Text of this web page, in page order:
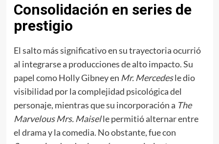
Consolidación en series de
prestigio
El salto más significativo en su trayectoria ocurrió
al integrarse a producciones de alto impacto. Su
papel como Holly Gibney en Mr. Mercedesle dio
visibilidad por la complejidad psicológica del
personaje, mientras que su incorporación a The
Marvelous Mrs. Maiselle permitió alternar entre
el drama y la comedia. No obstante, fue con